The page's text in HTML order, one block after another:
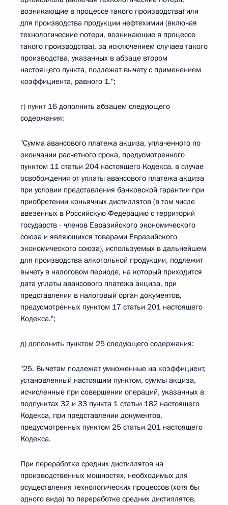
возникающие в процессе такого производства) или
для производства продукции нефтехимии (включая
технологические потери, возникающие в процессе
такого производства), за исключением случаев такого
производства, указанных в абзаце втором
настоящего пункта, подлежат вычету с применением
коэффициента, равного 1.";
г) пункт 16 дополнить абзацем следующего
содержания:
"Сумма авансового платежа акциза, уплаченного по
окончании расчетного срока, предусмотренного
пунктом 11 статьи 204 настоящего Кодекса, в случае
освобождения от уплаты авансового платежа акциза
при условии представления банковской гарантии при
приобретении коньячных дистиллятов (в том числе
ввезенных в Российскую Федерацию с территорий
государств - членов Евразийского экономического
союза и являющихся товарами Евразийского
экономического союза), используемых в дальнейшем
для производства алкогольной продукции, подлежит
вычету в налоговом периоде, на который приходится
дата уплаты авансового платежа акциза, при
представлении в налоговый орган документов,
предусмотренных пунктом 17 статьи 201 настоящего
Кодекса.";
д) дополнить пунктом 25 следующего содержания:
"25. Вычетам подлежат умноженные на коэффициент,
установленный настоящим пунктом, суммы акциза,
исчисленные при совершении операций, указанных в
подпунктах 32 и 33 пункта 1 статьи 182 настоящего
Кодекса, при представлении документов,
предусмотренных пунктом 25 статьи 201 настоящего
Кодекса.
При переработке средних дистиллятов на
производственных мощностях, необходимых для
осуществления технологических процессов (хотя бы
одного вида) по переработке средних дистиллятов,